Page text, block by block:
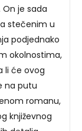
je sada
stečenim u
podjednako
okolnostima,
li će ovog
na putu
romanu,
književnog